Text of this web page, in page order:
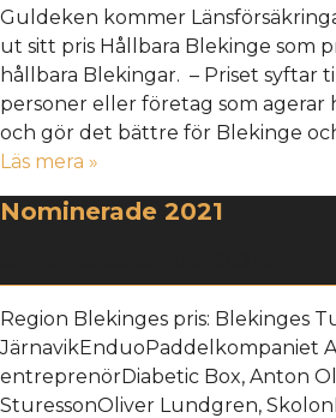
Guldeken kommer
ut sitt pris Hållbara Blekinge som
hållbara Blekingar. – Priset syftar
personer eller företag som agerar
och gör det bättre för Blekinge
Läs mera »
Nominerade 2021
Region Blekinges pris: Blekinges
JärnavikEnduoPaddelkompaniet
entreprenörDiabetic Box, Anton
SturessonOliver Lundgren,